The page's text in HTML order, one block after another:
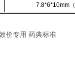
7.8*6*10mm（